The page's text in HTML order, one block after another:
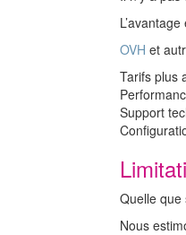
OVH et
Tarifs plus
Support
Quelle
Nous